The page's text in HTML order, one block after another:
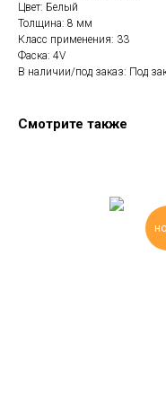
Цвет: Белый
Толщина: 8 мм
Класс применения: 33
Фаска: 4V
В наличии/под заказ: Под
Смотрите также